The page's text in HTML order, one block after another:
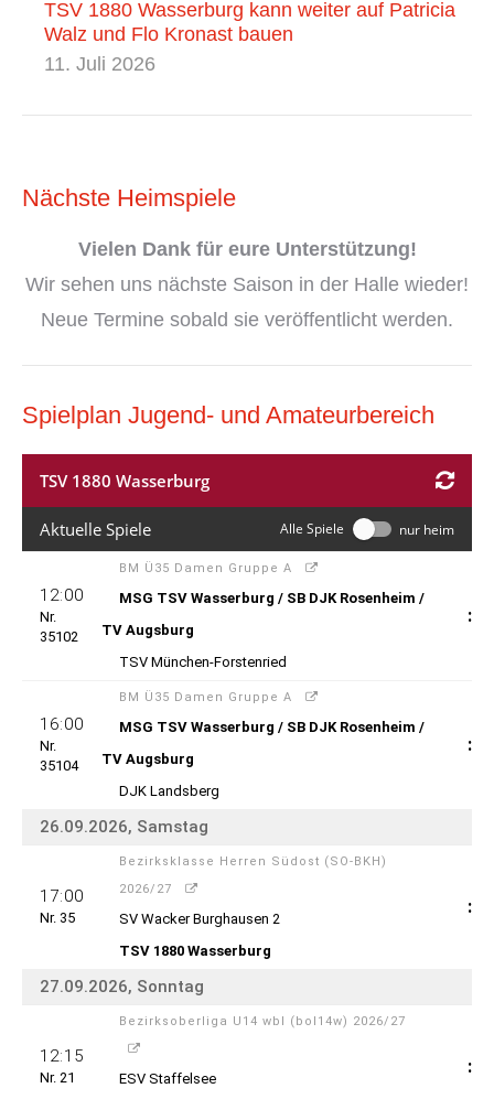
TSV 1880 Wasserburg kann weiter auf Patricia
Walz und Flo Kronast bauen
11. Juli 2026
Nächste Heimspiele
Vielen Dank für eure Unterstützung!
Wir sehen uns nächste Saison in der Halle wieder!
Neue Termine sobald sie veröffentlicht werden.
Spielplan Jugend- und Amateurbereich